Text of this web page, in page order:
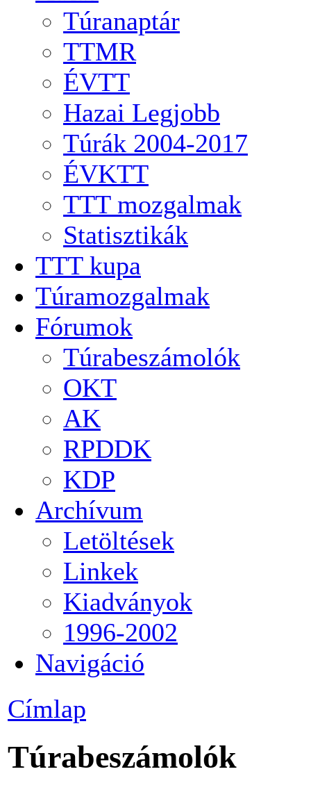
Túranaptár
TTMR
ÉVTT
Hazai Legjobb
Túrák 2004-2017
ÉVKTT
TTT mozgalmak
Statisztikák
TTT kupa
Túramozgalmak
Fórumok
Túrabeszámolók
OKT
AK
RPDDK
KDP
Archívum
Letöltések
Linkek
Kiadványok
1996-2002
Navigáció
Címlap
Túrabeszámolók